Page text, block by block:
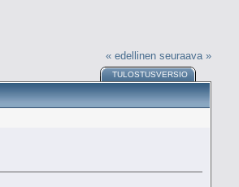
« edellinen seuraava »
TULOSTUSVERSIO